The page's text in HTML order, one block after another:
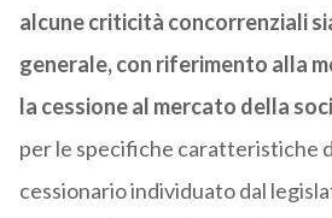
alcune criticità concorrenziali
generale, con riferimento alla
la cessione al mercato della
per le specifiche caratteristiche
cessionario individuato dal